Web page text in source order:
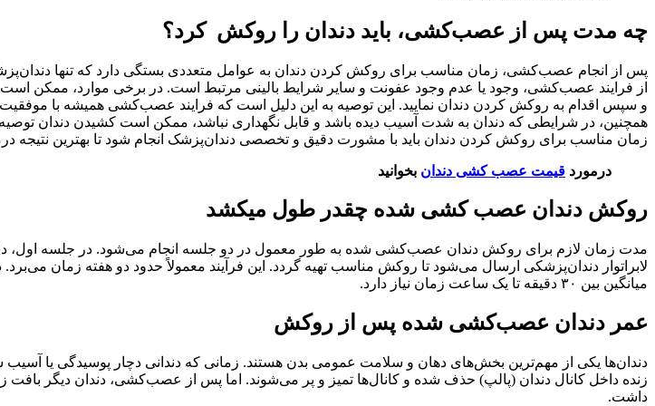
چه مدت پس از عصب‌کشی، باید دندان را روکش کرد؟
پس از انجام عصب‌کشی، زمان مناسب برای روکش کردن دندان به عوامل متعددی بستگی دارد که تنها
از فرایند عصب‌کشی، وجود یا عدم وجود عفونت و سایر شرایط بالینی مرتبط است. در برخی موارد، ممکن
و سپس اقدام به روکش کردن دندان نمایید. این توصیه به این دلیل است که فرایند عصب‌کشی همیشه با
همچنین، در شرایطی که دندان به شدت آسیب دیده باشد و قابل نگهداری نباشد، ممکن است کشیدن دندان
زمان مناسب برای روکش کردن دندان باید با مشورت دقیق و تخصصی دندان‌پزشک انجام شود تا بهترین نتیجه
درمورد قیمت عصب کشی دندان بخوانید
روکش دندان عصب کشی شده چقدر طول میکشد
مدت زمان لازم برای روکش دندان عصب‌کشی شده به طور معمول در دو جلسه انجام می‌شود. در جلسه اول،
لابراتوار دندان‌پزشکی ارسال می‌شود تا روکش مناسب تهیه گردد. این فرآیند معمولاً حدود دو هفته زمان
میانگین بین ۳۰ دقیقه تا یک ساعت زمان نیاز دارد.
عمر دندان عصب‌کشی شده پس از روکش
دندان‌ها یکی از مهم‌ترین بخش‌های دهان و سلامت عمومی بدن هستند. زمانی که دندانی دچار پوسیدگی یا
زنده داخل کانال دندان (پالپ) حذف شده و کانال‌ها تمیز و پر می‌شوند. اما پس از عصب‌کشی، دندان دیگر
داشت.